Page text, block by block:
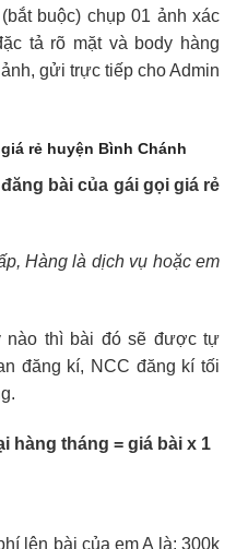
buộc) chụp 01 ảnh xác
tả rõ mặt và body hàng
gửi trực tiếp cho Admin
rẻ huyện Bình Chánh
bài của gái gọi giá rẻ
Hàng là dịch vụ hoặc em
nào thì bài đó sẽ được tự
đăng kí, NCC đăng kí tối
hàng tháng = giá bài x 1
lên bài của em A là: 300k